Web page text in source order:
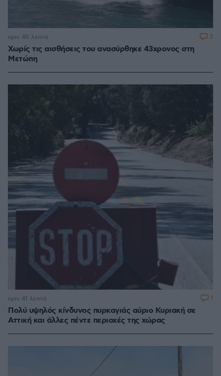
Χωρίς τις αισθήσεις του ανασύρθηκε 43χρονος στη
Μετώπη
πριν 40 λεπτά 2
Πολύ υψηλός κίνδυνος πυρκαγιάς αύριο Κυριακή σε
Αττική και άλλες πέντε περιοχές της χώρας
πριν 41 λεπτά 1